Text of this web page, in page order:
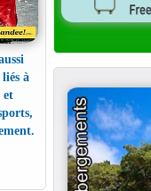
à
et